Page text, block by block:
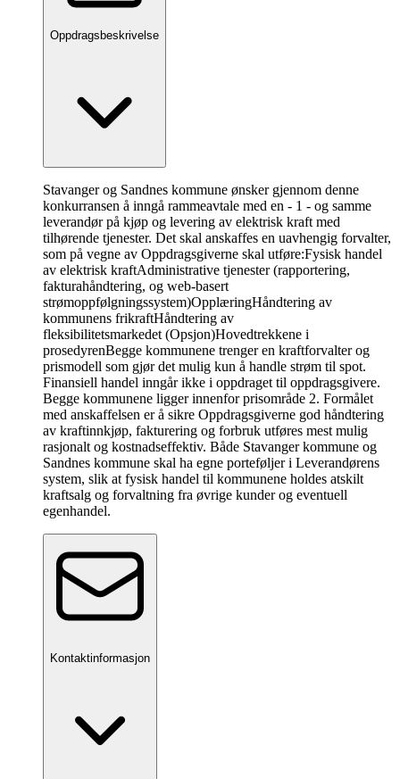
Oppdragsbeskrivelse
Stavanger og Sandnes kommune ønsker gjennom denne
konkurransen å inngå rammeavtale med en - 1 - og samme
leverandør på kjøp og levering av elektrisk kraft med
tilhørende tjenester. Det skal anskaffes en uavhengig forvalter,
som på vegne av Oppdragsgiverne skal utføre:Fysisk handel
av elektrisk kraftAdministrative tjenester (rapportering,
fakturahåndtering, og web-basert
strømoppfølgningssystem)OpplæringHåndtering av
kommunens frikraftHåndtering av
fleksibilitetsmarkedet (Opsjon)Hovedtrekkene i
prosedyrenBegge kommunene trenger en kraftforvalter og
prismodell som gjør det mulig kun å handle strøm til spot.
Finansiell handel inngår ikke i oppdraget til oppdragsgivere.
Begge kommunene ligger innenfor prisområde 2. Formålet
med anskaffelsen er å sikre Oppdragsgiverne god håndtering
av kraftinnkjøp, fakturering og forbruk utføres mest mulig
rasjonalt og kostnadseffektiv. Både Stavanger kommune og
Sandnes kommune skal ha egne porteføljer i Leverandørens
system, slik at fysisk handel til kommunene holdes atskilt
kraftsalg og forvaltning fra øvrige kunder og eventuell
egenhandel.
Kontaktinformasjon